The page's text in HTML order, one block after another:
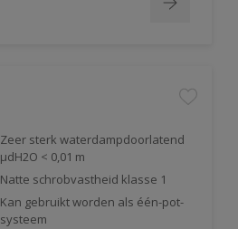
Zeer sterk waterdampdoorlatend
µdH2O < 0,01 m
Natte schrobvastheid klasse 1
Kan gebruikt worden als één-pot-
systeem